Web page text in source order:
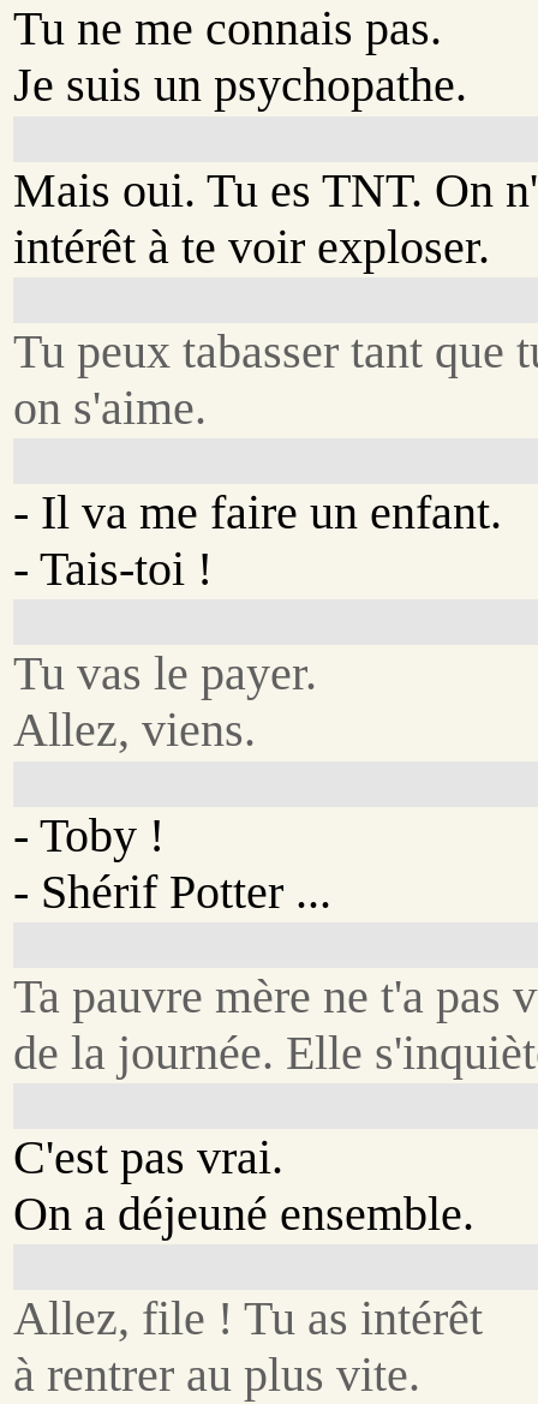
Tu ne me connais pas.
Je suis un psychopathe.
Mais oui. Tu es TNT. On
intérêt à te voir exploser.
Tu peux tabasser tant que
on s'aime.
- Il va me faire un enfant.
- Tais-toi !
Tu vas le payer.
Allez, viens.
- Toby !
- Shérif Potter ...
Ta pauvre mère ne t'a pas
de la journée. Elle
C'est pas vrai.
On a déjeuné ensemble.
Allez, file ! Tu as intérêt
à rentrer au plus vite.